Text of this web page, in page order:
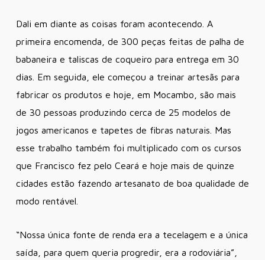
Dali em diante as coisas foram acontecendo. A
primeira encomenda, de 300 peças feitas de palha de
babaneira e taliscas de coqueiro para entrega em 30
dias. Em seguida, ele começou a treinar artesãs para
fabricar os produtos e hoje, em Mocambo, são mais
de 30 pessoas produzindo cerca de 25 modelos de
jogos americanos e tapetes de fibras naturais. Mas
esse trabalho também foi multiplicado com os cursos
que Francisco fez pelo Ceará e hoje mais de quinze
cidades estão fazendo artesanato de boa qualidade de
modo rentável.
“Nossa única fonte de renda era a tecelagem e a única
saída, para quem queria progredir, era a rodoviária”,